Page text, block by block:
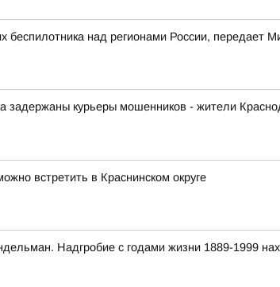
беспилотника над регионами России, передает
задержаны курьеры мошенников - жители
встретить в Краснинском округе
Надгробие с годами жизни 1889-1999